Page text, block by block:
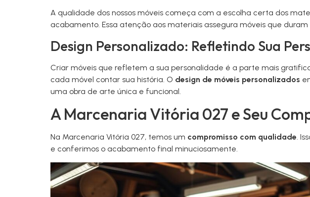
A qualidade dos nossos móveis começa com a escolha certa dos
acabamento. Essa atenção aos materiais assegura móveis que
Design Personalizado: Refletindo Sua
Criar móveis que refletem a sua personalidade é a parte mais
cada móvel contar sua história. O design de móveis personalizados
uma obra de arte única e funcional.
A Marcenaria Vitória 027 e Seu
Na Marcenaria Vitória 027, temos um compromisso com qualidade.
e conferimos o acabamento final minuciosamente.